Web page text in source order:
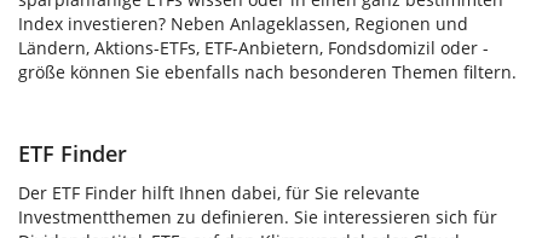
Index investieren? Neben Anlageklassen, Regionen und
Ländern, Aktions-ETFs, ETF-Anbietern, Fondsdomizil oder -
größe können Sie ebenfalls nach besonderen Themen filtern.
ETF Finder
Der ETF Finder hilft Ihnen dabei, für Sie relevante
Investmentthemen zu definieren. Sie interessieren sich für